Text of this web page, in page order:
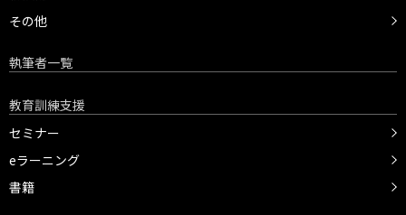
その他
執筆者一覧
教育訓練支援
セミナー
eラーニング
書籍